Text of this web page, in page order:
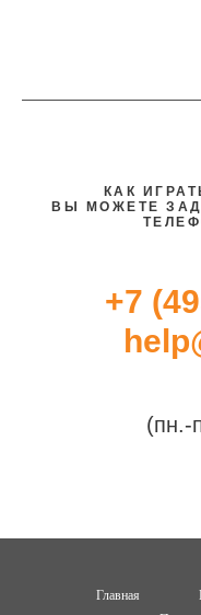
КАК
ВЫ МОЖЕТЕ
+7
(пн.-
Главная